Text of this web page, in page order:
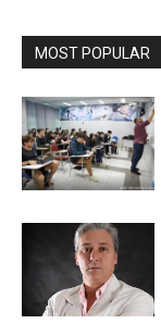
MOST POPULAR